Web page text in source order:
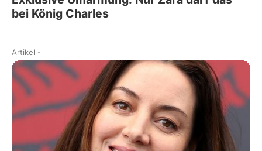
bei König Charles
Artikel -